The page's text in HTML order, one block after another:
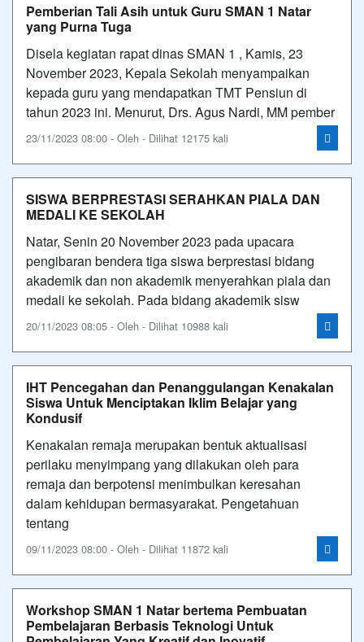
Pemberian Tali Asih untuk Guru SMAN 1 Natar
yang Purna Tuga
Disela kegiatan rapat dinas SMAN 1 , Kamis, 23
November 2023, Kepala Sekolah menyampaikan
kepada guru yang mendapatkan TMT Pensiun di
tahun 2023 ini. Menurut, Drs. Agus Nardi, MM pember
23/11/2023 08:00 - Oleh - Dilihat 12175 kali
SISWA BERPRESTASI SERAHKAN PIALA DAN
MEDALI KE SEKOLAH
Natar, Senin 20 November 2023 pada upacara
pengibaran bendera tiga siswa berprestasi bidang
akademik dan non akademik menyerahkan piala dan
medali ke sekolah. Pada bidang akademik sisw
20/11/2023 08:05 - Oleh - Dilihat 10988 kali
IHT Pencegahan dan Penanggulangan Kenakalan
Siswa Untuk Menciptakan Iklim Belajar yang
Kondusif
Kenakalan remaja merupakan bentuk aktualisasi
perilaku menyimpang yang dilakukan oleh para
remaja dan berpotensi menimbulkan keresahan
dalam kehidupan bermasyarakat. Pengetahuan
tentang
09/11/2023 08:00 - Oleh - Dilihat 11872 kali
Workshop SMAN 1 Natar bertema Pembuatan
Pembelajaran Berbasis Teknologi Untuk